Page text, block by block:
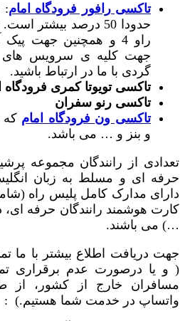
تاکسی رافور فرودگاه امام
حدودا 50 درصد بیشتر
راو 4 و همچنین جهت
جهت کلیه ی سرویس های
گردی با ما در ارتباط باشید.
تاکسی تویوتا کمری فرودگاه
تاکسی رنو سفران
تاکسی ون فرودگاه امام که
و بنز و … می باشد.
تعدادی از رانندگان مجموعه
حرفه ای و مسلط به زبان
دارای مدارک کامل پلیس راه
کارت هوشمند رانندگان حرفه ای،
…) می باشند.
جهت دریافت اطلاع بیشتر با ما
( و یا درصورت عدم برقراری
مسافران خارج از کشور، از
واتساپ در خدمت شما هستیم.) :